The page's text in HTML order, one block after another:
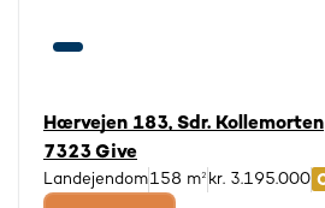
Hærvejen 183, Sdr. Kollemorten
7323 Give
Landejendom158 m² kr. 3.195.000